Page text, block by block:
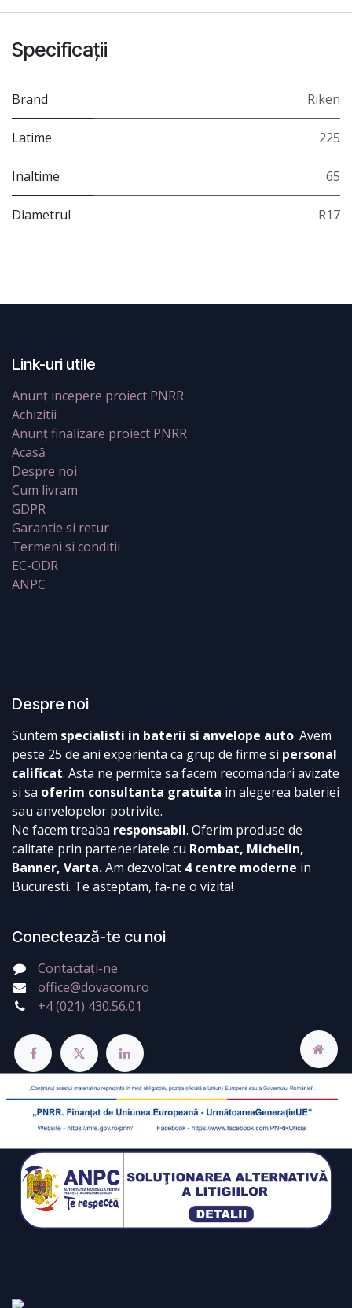
Specificații
Brand Riken
Latime 225
Inaltime 65
Diametrul R17
Link-uri utile
Anunț incepere proiect PNRR
Achizitii
Anunț finalizare proiect PNRR
Acasă
Despre noi
Cum livram
GDPR
Garantie si retur
Termeni si conditii
EC-ODR
ANPC
Despre noi
Suntem specialisti in baterii si anvelope auto. Avem
peste 25 de ani experienta ca grup de firme si personal
calificat. Asta ne permite sa facem recomandari avizate
si sa oferim consultanta gratuita in alegerea bateriei
sau anvelopelor potrivite.
Ne facem treaba responsabil. Oferim produse de
calitate prin parteneriatele cu Rombat, Michelin,
Banner, Varta.Am dezvoltat 4 centre moderne in
Bucuresti. Te asteptam, fa-ne o vizita!
Conectează-te cu noi
Contactați-ne
office@dovacom.ro
+4 (021) 430.56.01